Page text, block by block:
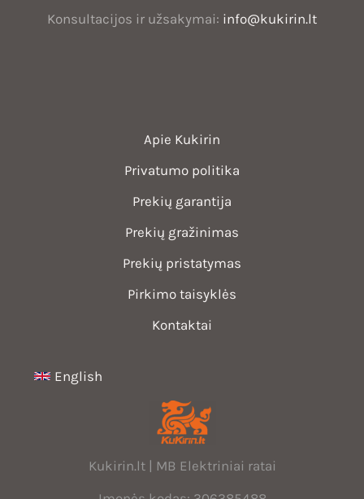
LietuvojeKonsultacijos ir užsakymai: info@kukirin.lt
Apie Kukirin
Privatumo politika
Prekių garantija
Prekių gražinimas
Prekių pristatymas
Pirkimo taisyklės
Kontaktai
English
Kukirin.lt | MB Elektriniai ratai